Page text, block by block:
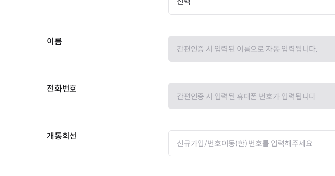
이름
전화번호
개통회선